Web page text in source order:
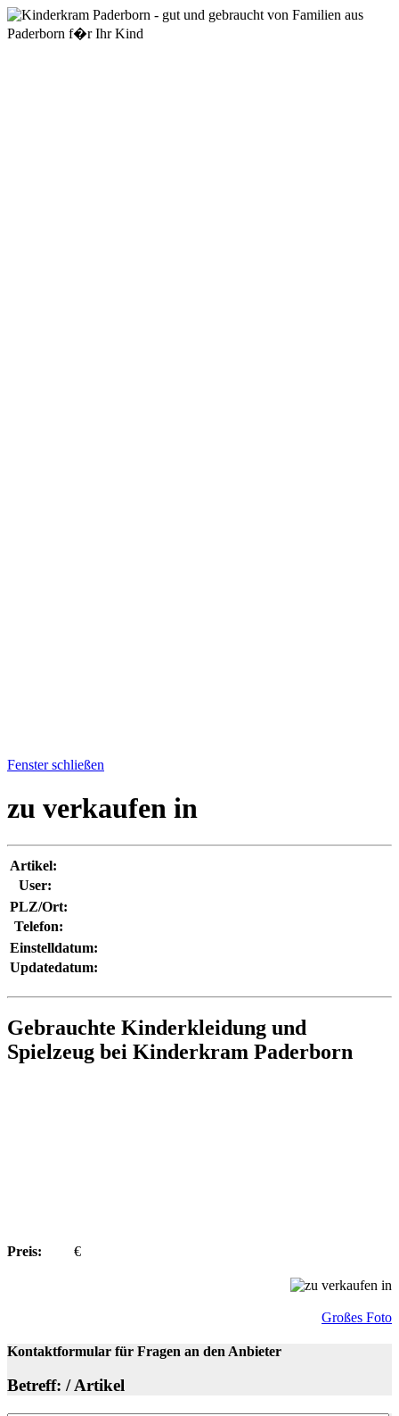
Fenster schließen
zu verkaufen in
Artikel:
User:
PLZ/Ort:
Telefon:
Einstelldatum:
Updatedatum:
Gebrauchte Kinderkleidung und
Spielzeug bei Kinderkram Paderborn
Preis: €
Großes Foto
Kontaktformular für Fragen an den Anbieter
Betreff: / Artikel